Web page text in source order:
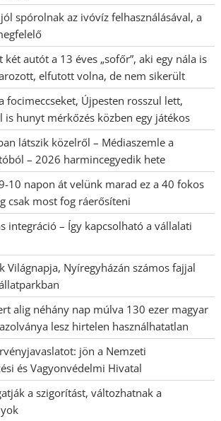
spórolnak az ivóvíz felhasználásával, a
két autót a 13 éves „sofőr”, aki egy nála is
elfutott volna, de nem sikerült
focimeccseket, Újpesten rosszul lett,
is hunyt mérkőzés közben egy játékos
látszik közelről – Médiaszemle a
– 2026 harmincegyedik hete
10 napon át velünk marad ez a 40 fokos
csak most fog ráerősíteni
integráció – Így kapcsolható a vállalati
Világnapja, Nyíregyházán számos fajjal
alig néhány nap múlva 130 ezer magyar
lesz hirtelen használhatatlan
jön a Nemzeti
és Vagyonvédelmi Hivatal
a szigorítást, változhatnak a